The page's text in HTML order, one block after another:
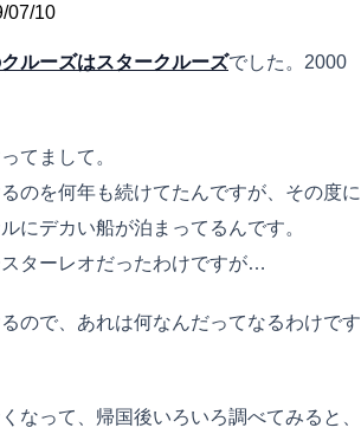
07/10
ルーズはスタークルーズでした。2000
てまして。
のを何年も続けてたんですが、その度に
にデカい船が泊まってるんです。
ターレオだったわけですが…
ので、あれは何なんだってなるわけです
なって、帰国後いろいろ調べてみると、